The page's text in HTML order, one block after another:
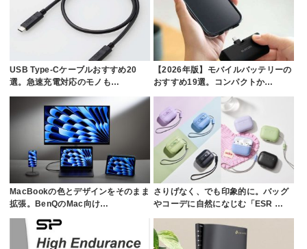
USB Type-Cケーブルおすすめ20
選。急速充電対応のモノも…
【2026年版】モバイルバッテリーの
おすすめ19選。コンパクトか…
MacBookの色とデザインをそのまま
拡張。BenQのMac向け…
さりげなく、でも印象的に。バッグ
やコーデに自然になじむ「ESR …